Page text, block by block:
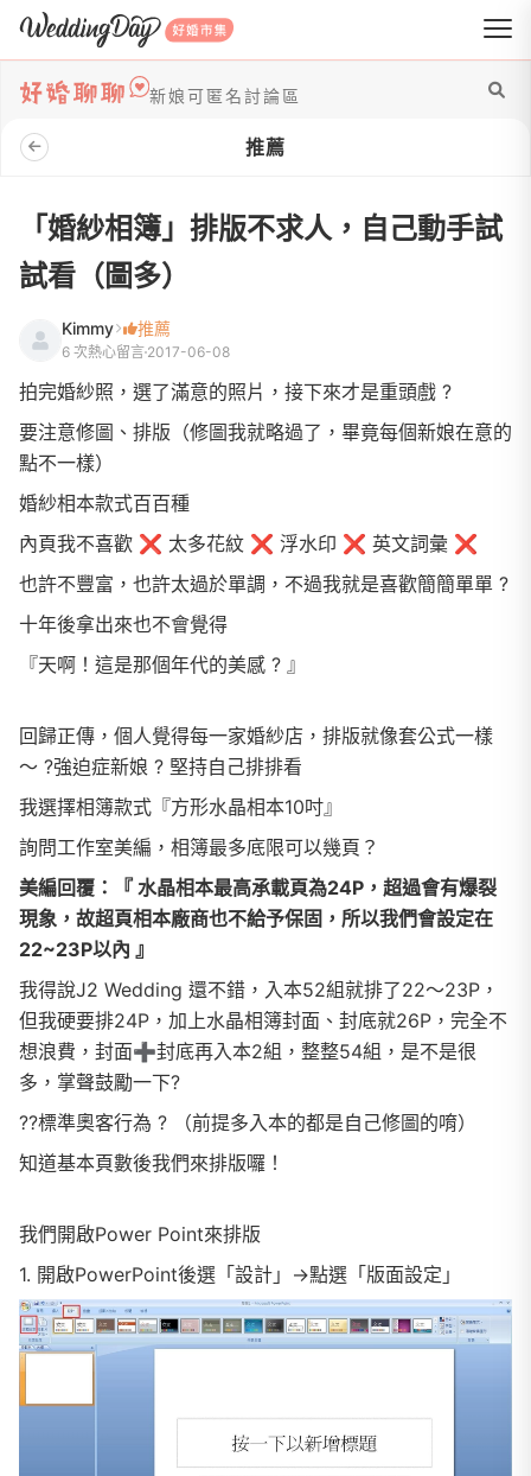
WeddingDay 好婚市集
新娘可匿名討論區
推薦
「婚紗相簿」排版不求人，自己動手試
試看（圖多）
Kimmy 推薦
6 次熱心留言 2017-06-08
拍完婚紗照，選了滿意的照片，接下來才是重頭戲 ?
要注意修圖、排版（修圖我就略過了，畢竟每個新娘在意的
點不一樣）
婚紗相本款式百百種
內頁我不喜歡 ❌ 太多花紋 ❌ 浮水印 ❌ 英文詞彙 ❌
也許不豐富，也許太過於單調，不過我就是喜歡簡簡單單 ?
十年後拿出來也不會覺得
『天啊！這是那個年代的美感 ? 』
回歸正傳，個人覺得每一家婚紗店， 排版就像套公式一樣
～ ?強迫症新娘 ? 堅持自己排排看
我選擇相簿款式『方形水晶相本10吋』
詢問工作室美編，相簿最多底限可以幾頁？
美編回覆：
『 水晶相本最高承載頁為24P，超過會有爆裂
現象，故超頁相本廠商也不給予保固，所以我們會設定在
22~23P以內 』
我得說J2 Wedding 還不錯，入本52組就排了22～23P，
但我硬要排24P， 加上水晶相簿封面、封底就26P，完全不
想浪費，封面➕封底再入本2組，整整54組，是不是很
多，掌聲鼓勵一下?
??標準奧客行為 ? （前提多入本的都是自己修圖的唷）
知道基本頁數後我們來排版囉！
我們開啟Power Point來排版
1. 開啟PowerPoint後選「設計」→點選「版面設定」